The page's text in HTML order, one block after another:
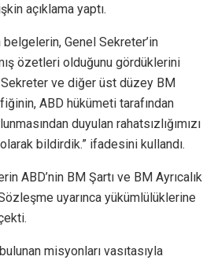
açıklama yaptı.
belgelerin, Genel Sekreter’in
özetleri olduğunu gördüklerini
Sekreter ve diğer üst düzey BM
ABD hükümeti tarafından
duyulan rahatsızlığımızı
bildirdik.” ifadesini kullandı.
ABD’nin BM Şartı ve BM Ayrıcalık
uyarınca yükümlülüklerine
misyonları vasıtasıyla